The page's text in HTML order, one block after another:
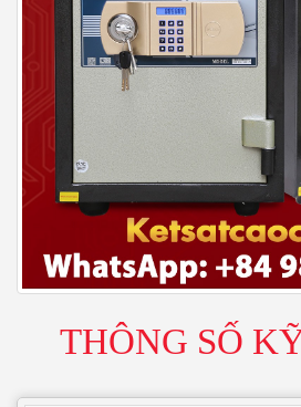
THÔNG SỐ